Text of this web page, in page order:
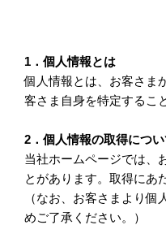
1．個人情報とは
個人情報とは、お客さま
客さま自身を特定するこ
2．個人情報の取得につい
当社ホームページでは、
とがあります。取得にあ
（なお、お客さまより
めご了承ください。）